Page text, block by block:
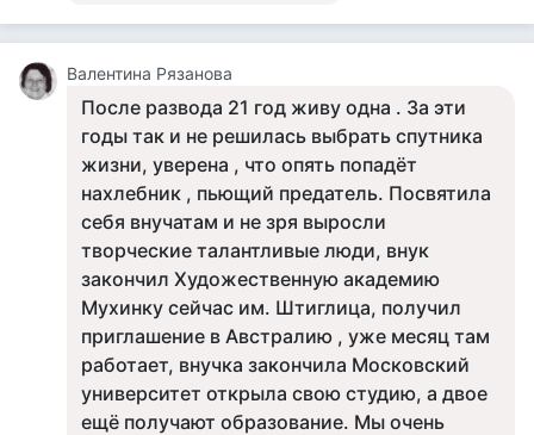
Валентина Рязанова
После развода 21 год живу одна . За эти
годы так и не решилась выбрать спутника
жизни, уверена , что опять попадёт
нахлебник , пьющий предатель. Посвятила
себя внучатам и не зря выросли
творческие талантливые люди, внук
закончил Художественную академию
Мухинку сейчас им. Штиглица, получил
приглашение в Австралию , уже месяц там
работает, внучка закончила Московский
университет открыла свою студию, а двое
ещё получают образование. Мы очень